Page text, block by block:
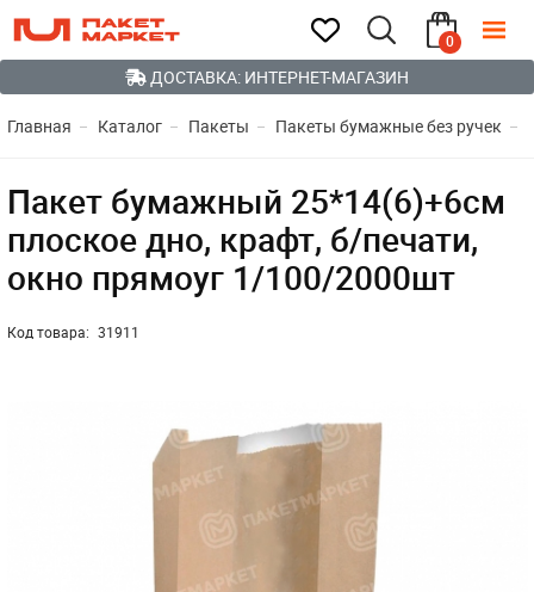
0
ДОСТАВКА: ИНТЕРНЕТ-МАГАЗИН
Главная Каталог Пакеты Пакеты бумажные без ручек
Пакет бумажный 25*14(6)+6см
плоское дно, крафт, б/печати,
окно прямоуг 1/100/2000шт
Код товара: 31911